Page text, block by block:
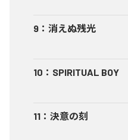
9 ： 消えぬ残光
10 ： SPIRITUAL BOY
11 ： 決意の刻